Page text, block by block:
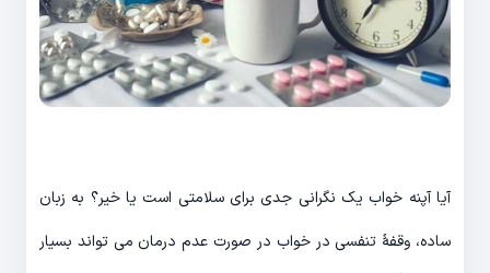
آیا آپنه خواب یک نگرانی جدی برای سلامتی است یا خیر؟ به زبان
ساده، وقفهٔ تنفسی در خواب در صورت عدم درمان می تواند بسیار